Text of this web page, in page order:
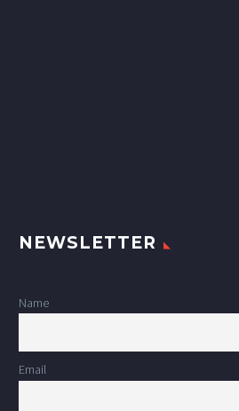
NEWSLETTER
Name
Email